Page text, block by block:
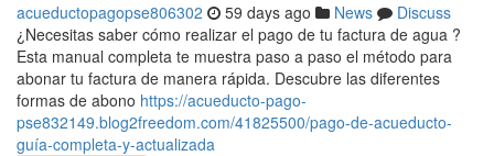
acueductopagopse806302 59 days ago News
Discuss
¿Necesitas saber cómo realizar el pago de tu factura de agua ?
Esta manual completa te muestra paso a paso el método para
abonar tu factura de manera rápida. Descubre las diferentes
formas de abono https://acueducto-pago-
pse832149.blog2freedom.com/41825500/pago-de-acueducto-
guía-completa-y-actualizada